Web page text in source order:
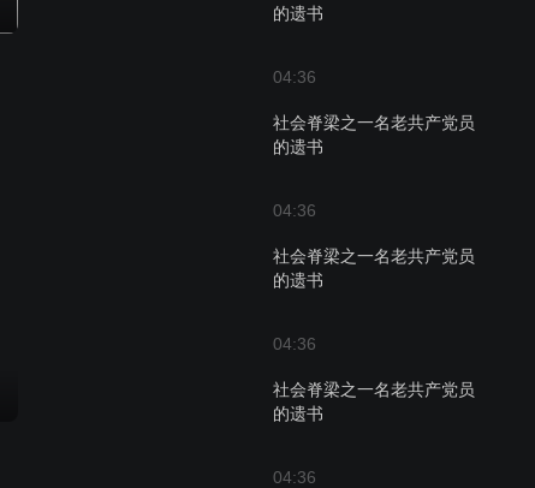
的遗书
04:36
社会脊梁之一名老共产党员
的遗书
04:36
社会脊梁之一名老共产党员
的遗书
04:36
社会脊梁之一名老共产党员
的遗书
04:36